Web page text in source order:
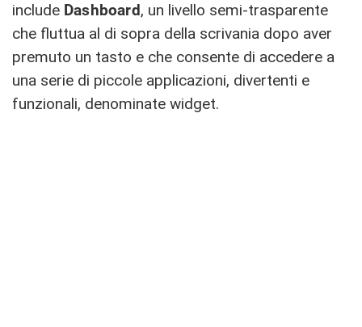
include Dashboard, un livello semi-trasparente
che fluttua al di sopra della scrivania dopo aver
premuto un tasto e che consente di accedere a
una serie di piccole applicazioni, divertenti e
funzionali, denominate widget.